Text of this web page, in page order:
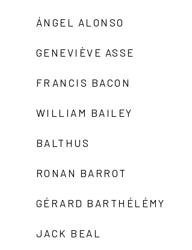
ÁNGEL ALONSO
GENEVIÈVE ASSE
FRANCIS BACON
WILLIAM BAILEY
BALTHUS
RONAN BARROT
GÉRARD BARTHÉLÉMY
JACK BEAL